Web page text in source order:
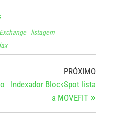
Exchange
listagem
PRÓXIMO
Indexador BlockSpot lista
a MOVEFIT